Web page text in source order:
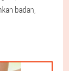
badan,